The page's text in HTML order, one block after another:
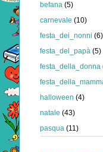
befana (5)
carnevale (10)
festa_dei_nonni (6)
festa_del_papà (5)
festa_della_donna
halloween (4)
natale (43)
pasqua (11)